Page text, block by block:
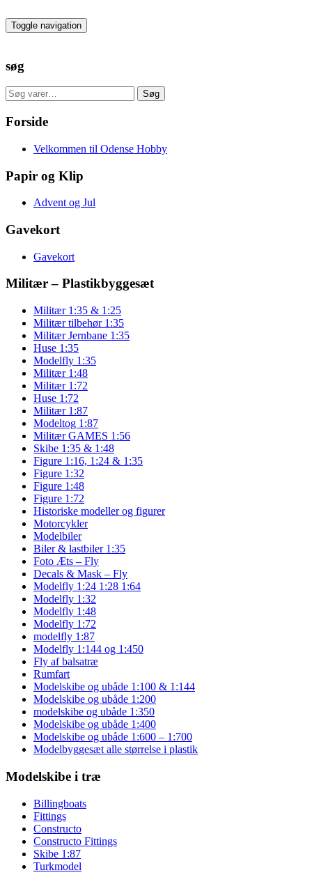
to
the
Toggle navigation
søg
Søg
efter:
Søg
Forside
Velkommen til Odense Hobby
Papir og Klip
Advent og Jul
Gavekort
Gavekort
Militær – Plastikbyggesæt
Militær 1:35 & 1:25
Militær tilbehør 1:35
Militær Jernbane 1:35
Huse 1:35
Modelfly 1:35
Militær 1:48
Militær 1:72
Huse 1:72
Militær 1:87
Modeltog 1:87
Militær GAMES 1:56
Skibe 1:35 & 1:48
Figure 1:16, 1:24 & 1:35
Figure 1:32
Figure 1:48
Figure 1:72
Historiske modeller og figurer
Motorcykler
Modelbiler
Biler & lastbiler 1:35
Foto Æts – Fly
Decals & Mask – Fly
Modelfly 1:24 1:28 1:64
Modelfly 1:32
Modelfly 1:48
Modelfly 1:72
modelfly 1:87
Modelfly 1:144 og 1:450
Fly af balsatræ
Rumfart
Modelskibe og ubåde 1:100 & 1:144
Modelskibe og ubåde 1:200
modelskibe og ubåde 1:350
Modelskibe og ubåde 1:400
Modelskibe og ubåde 1:600 – 1:700
Modelbyggesæt alle størrelse i plastik
Modelskibe i træ
Billingboats
Fittings
Constructo
Constructo Fittings
Skibe 1:87
Turkmodel